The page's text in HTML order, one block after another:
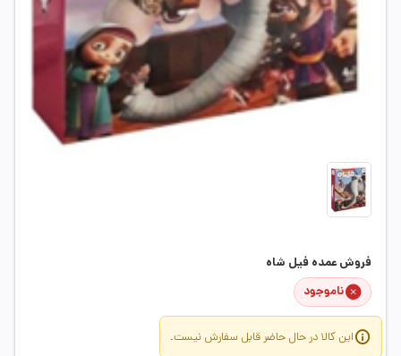
فروش عمده فیل شاه
ناموجود
این کالا در حال حاضر قابل سفارش نیست.